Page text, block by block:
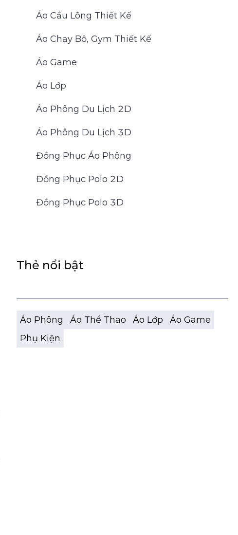
Áo Cầu Lông Thiết Kế
Áo Chạy Bộ, Gym Thiết Kế
Áo Game
Áo Lớp
Áo Phông Du Lịch 2D
Áo Phông Du Lịch 3D
Đồng Phục Áo Phông
Đồng Phục Polo 2D
Đồng Phục Polo 3D
Thẻ nổi bật
Áo Phông Áo Thể Thao Áo Lớp
Áo Game
Phụ Kiện